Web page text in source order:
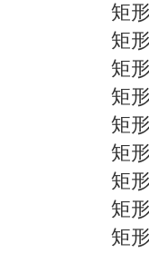
矩
矩
矩
矩
矩
矩
矩
矩
矩